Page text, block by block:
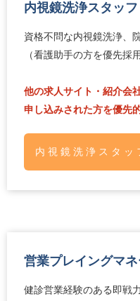
内視鏡洗浄スタッフ
資格不問な内視鏡洗浄、
（看護助手の方を優先採
他の求人サイト・紹介会
申し込みされた方を優先
内視鏡洗浄スタッ
営業プレイングマネ
健診営業経験のある即戦